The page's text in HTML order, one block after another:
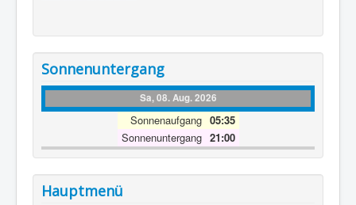
Sonnenuntergang
Sa, 08. Aug. 2026
Sonnenaufgang 05:35
Sonnenuntergang 21:00
Hauptmenü